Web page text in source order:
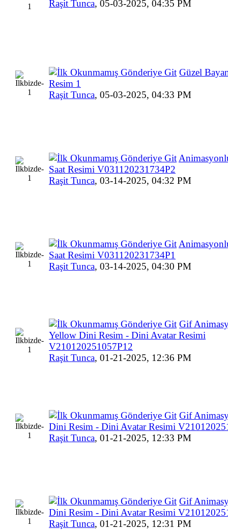
Raşit Tunca, 05-03-2025, 04:35 PM
Güzel
Resim 1
Raşit Tunca, 05-03-2025, 04:33 PM
Saat Resimi V031120231734P2
Raşit Tunca, 03-14-2025, 04:32 PM
Saat Resimi V031120231734P1
Raşit Tunca, 03-14-2025, 04:30 PM
Gif
Yellow Dini Resim - Dini Avatar Resimi
V210120251057P12
Raşit Tunca, 01-21-2025, 12:36 PM
Gif
Dini Resim - Dini Avatar Resimi
Raşit Tunca, 01-21-2025, 12:33 PM
Gif
Dini Resim - Dini Avatar Resimi
Raşit Tunca, 01-21-2025, 12:31 PM